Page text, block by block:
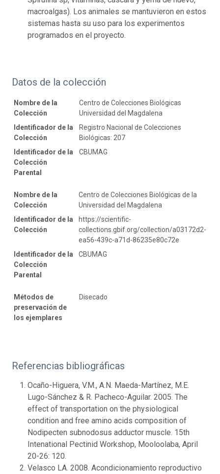
macroalgas). Los animales se mantuvieron en estos
sistemas hasta su uso para los experimentos
programados en el proyecto.
Datos de la colección
Nombre de la
Colección
Centro de Colecciones Biológicas
Universidad del Magdalena
Identificador de la
Colección
Registro Nacional de Colecciones
Biológicas: 207
Identificador de la
Colección
Parental
CBUMAG
Nombre de la
Colección
Centro de Colecciones Biológicas de la
Universidad del Magdalena
Identificador de la
Colección
https://scientific-
collections.gbif.org/collection/a03172d2-
ea56-439c-a71d-86235e80c72e
Identificador de la
Colección
Parental
CBUMAG
Métodos de
preservación de
los ejemplares
Disecado
Referencias bibliográficas
Ocaño-Higuera, V.M., A.N. Maeda-Martínez, M.E.
Lugo-Sánchez & R. Pacheco-Aguilar. 2005. The
effect of transportation on the physiological
condition and free amino acids composition of
Nodipecten subnodosus adductor muscle. 15th
Intenational Pectinid Workshop, Mooloolaba, April
20-26: 120.
Velasco LA. 2008. Acondicionamiento reproductivo